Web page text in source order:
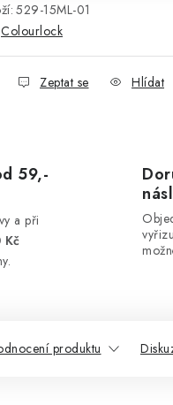
529-15ML-01
Colourlock
Zeptat se Hlídat
59,-
a při
Kč
produktu